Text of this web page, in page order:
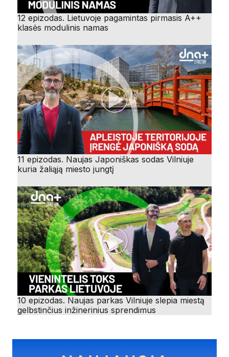
12 epizodas. Lietuvoje pagamintas pirmasis A++
klasės modulinis namas
11 epizodas. Naujas Japoniškas sodas Vilniuje
kuria žaliąją miesto jungtį
10 epizodas. Naujas parkas Vilniuje slepia miestą
gelbstinčius inžinerinius sprendimus